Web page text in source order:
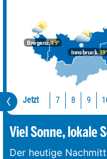
Bregenz19°
Innsbruck
Jetzt 7 8 9
Viel Sonne, lokale
Der heutige